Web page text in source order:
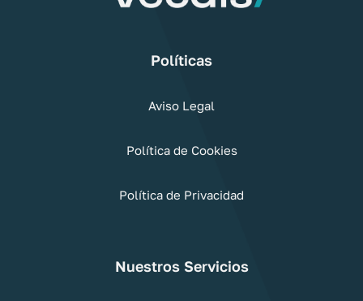
Políticas
Aviso Legal
Política de Cookies
Política de Privacidad
Nuestros Servicios